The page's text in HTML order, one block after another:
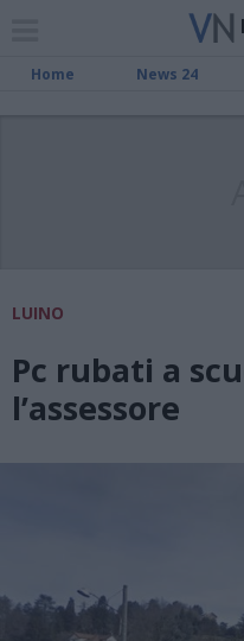
Home News 24
LUINO
Pc rubati a
l’assessore